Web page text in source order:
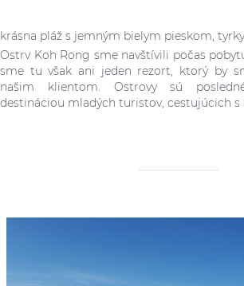
krásna pláž s jemným bielym pieskom,
Ostrv Koh Rong sme navštívili počas
sme tu však ani jeden rezort, ktorý by
našim klientom. Ostrovy sú
destináciou mladých turistov, cestujúcich